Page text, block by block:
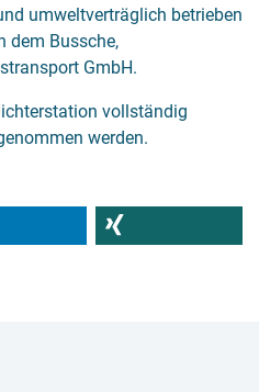
umweltverträglich betrieben
dem Bussche,
GmbH.
vollständig
werden.